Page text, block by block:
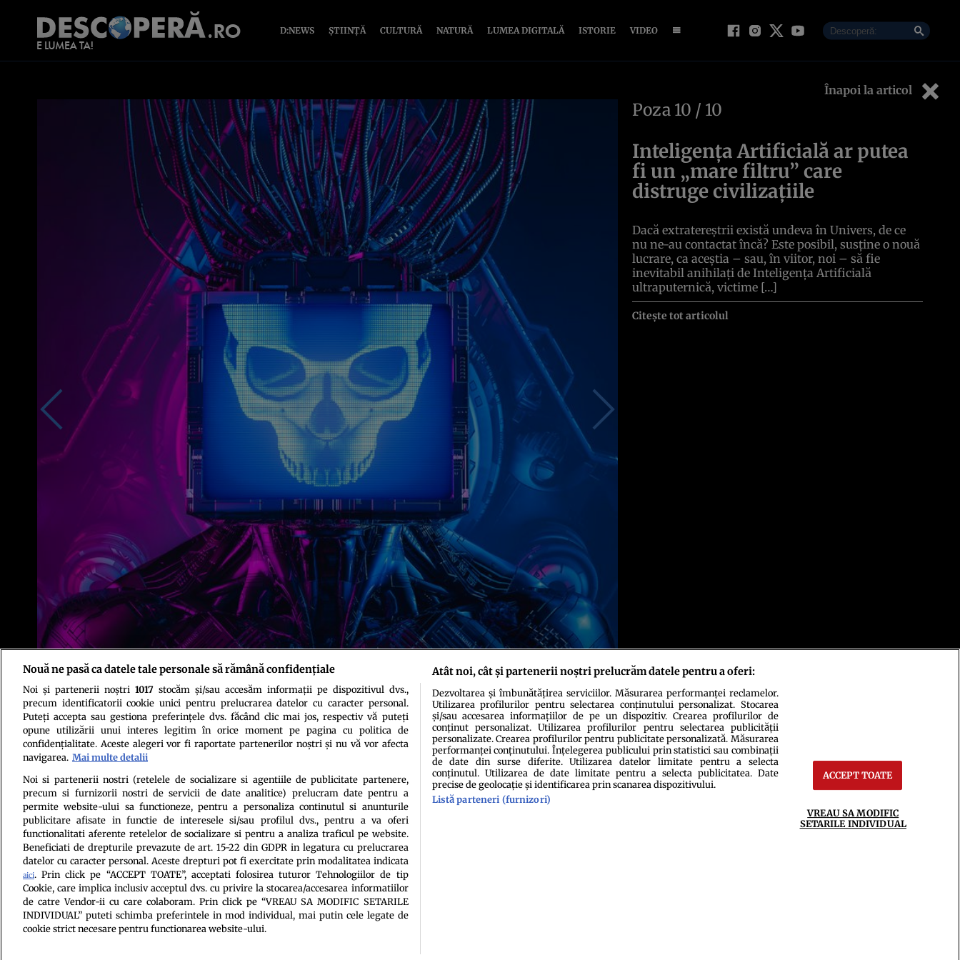
D:NEWS ȘTIINȚĂ CULTURĂ NATURĂ LUMEA DIGITALĂ ISTORIE VIDEO
Înapoi la articol
Sursa foto: Shutterstock
Poza 10 / 10
Inteligența Artificială ar putea
fi un „mare filtru” care
distruge civilizațiile
Dacă extratereștrii există undeva în Univers, de ce
nu ne-au contactat încă? Este posibil, susține o nouă
lucrare, ca aceștia – sau, în viitor, noi – să fie
inevitabil anihilați de Inteligența Artificială
ultraputernică, victime […]
Citește tot articolul
Politica de confidenţialitatePolitica de cookiesTermeni şi condiţiiEchipa redacțională
Citarea se poate face în limita a 250 de semne. Nici o instituţie sau persoană (site-uri, instituţii mass-media, firme de monitorizare) nu poate reproduce integral scrierile publicistice purtătoare de Drepturi de Autor.
Nouă ne pasă ca datele tale personale să rămână confidențiale
Noi și partenerii noștri 1017stocăm și/sau accesăm informații pe dispozitivul dvs.,
precum identificatorii cookie unici pentru prelucrarea datelor cu caracter personal.
Puteți accepta sau gestiona preferințele dvs. făcând clic mai jos, respectiv vă puteți
opune utilizării unui interes legitim în orice moment pe pagina cu politica de
confidențialitate. Aceste alegeri vor fi raportate partenerilor noștri și nu vă vor afecta
navigarea. Mai multe detalii
Noi si partenerii nostri (retelele de socializare si agentiile de publicitate partenere,
precum si furnizorii nostri de servicii de date analitice) prelucram date pentru a
permite website-ului sa functioneze, pentru a personaliza continutul si anunturile
publicitare afisate in functie de interesele si/sau profilul dvs., pentru a va oferi
functionalitati aferente retelelor de socializare si pentru a analiza traficul pe website.
Beneficiati de drepturile prevazute de art. 15-22 din GDPR in legatura cu prelucrarea
datelor cu caracter personal. Aceste drepturi pot fi exercitate prin modalitatea indicata
aici. Prin click pe “ACCEPT TOATE”, acceptati folosirea tuturor Tehnologiilor de tip
Cookie, care implica inclusiv acceptul dvs. cu privire la stocarea/accesarea informatiilor
de catre Vendor-ii cu care colaboram. Prin click pe “VREAU SA MODIFIC SETARILE
INDIVIDUAL” puteti schimba preferintele in mod individual, mai putin cele legate de
cookie strict necesare pentru functionarea website-ului.
Atât noi, cât și partenerii noștri prelucrăm datele pentru a oferi:
Dezvoltarea și îmbunătățirea serviciilor. Măsurarea performanței reclamelor.
Utilizarea profilurilor pentru selectarea conținutului personalizat. Stocarea
și/sau accesarea informațiilor de pe un dispozitiv. Crearea profilurilor de
conținut personalizat. Utilizarea profilurilor pentru selectarea publicității
personalizate. Crearea profilurilor pentru publicitate personalizată. Măsurarea
performanței conținutului. Înțelegerea publicului prin statistici sau combinații
de date din surse diferite. Utilizarea datelor limitate pentru a selecta
conținutul. Utilizarea de date limitate pentru a selecta publicitatea. Date
precise de geolocație și identificarea prin scanarea dispozitivului.
Listă parteneri (furnizori)
ACCEPT TOATE
VREAU SA MODIFIC
SETARILE INDIVIDUAL